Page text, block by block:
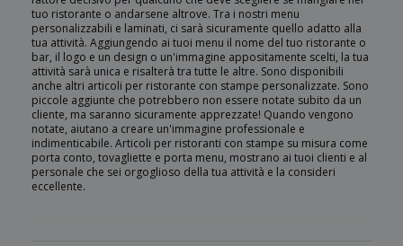
tuo ristorante o andarsene altrove. Tra i nostri menu
personalizzabili e laminati, ci sarà sicuramente quello adatto alla
tua attività. Aggiungendo ai tuoi menu il nome del tuo ristorante o
bar, il logo e un design o un'immagine appositamente scelti, la tua
attività sarà unica e risalterà tra tutte le altre. Sono disponibili
anche altri articoli per ristorante con stampe personalizzate. Sono
piccole aggiunte che potrebbero non essere notate subito da un
cliente, ma saranno sicuramente apprezzate! Quando vengono
notate, aiutano a creare un'immagine professionale e
indimenticabile. Articoli per ristoranti con stampe su misura come
porta conto, tovagliette e porta menu, mostrano ai tuoi clienti e al
personale che sei orgoglioso della tua attività e la consideri
eccellente.